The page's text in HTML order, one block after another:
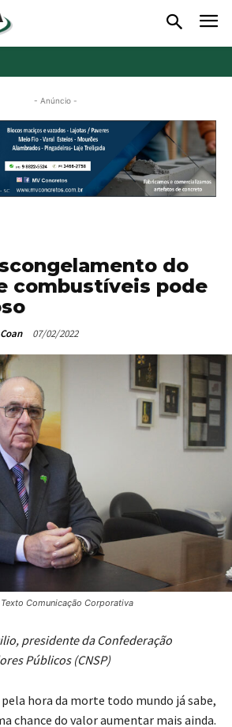
- Anúncio -
do
combustíveis pode
07/02/2022
Comunicação Corporativa
presidente da Confederação
Públicos (CNSP)
hora da morte todo mundo já sabe,
chance do valor aumentar mais ainda.